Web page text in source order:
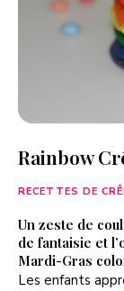
Rainbow
RECETTES DE
Un zeste de
de fantaisie et
Mardi-Gras
Les enfants